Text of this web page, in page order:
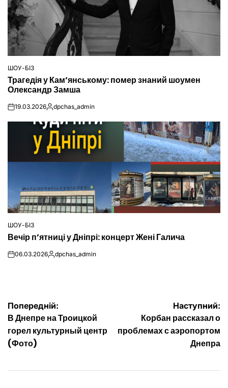
ОПУБЛІКУВАТИ
ШОУ-БІЗ
Трагедія у Кам’янському: помер знаний шоумен
Олександр Замша
on19.03.2026Опубліковано
dpchas_admin
ОПУБЛІКУВАТИ
У
ШОУ-БІЗ
Вечір п’ятниці у Дніпрі: концерт Жені Галича
on06.03.2026Опубліковано
dpchas_admin
Навігація
записів
Попередній:
В Днепре на Троицкой
горел культурный центр
(Фото)
Наступний:
Корбан рассказал о
проблемах с аэропортом
Днепра